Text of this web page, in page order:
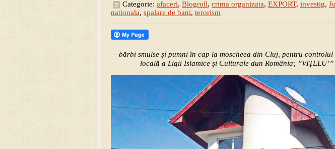
Categorie: afaceri, Blogroll, crima organizata, EXPORT, investig,
nationala, spalare de bani, terorism
– bărbi smulse și pumni în cap la moscheea din Cluj, pentru
locală a Ligii Islamice și Culturale dun România;